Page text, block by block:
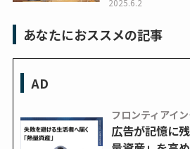
2025.6.2
あなたにおススメの記事
AD
フロンティアイ
広告が記憶に